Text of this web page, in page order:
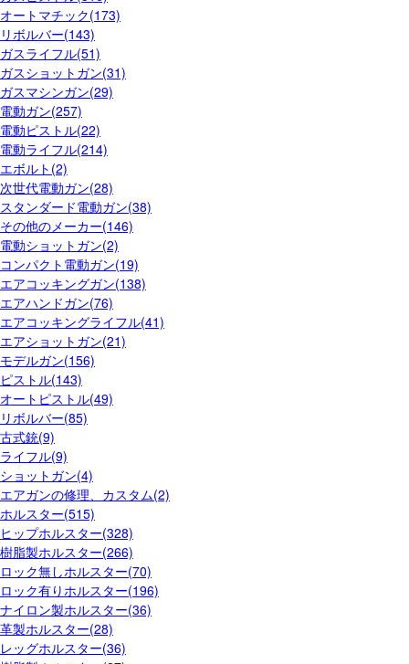
オートマチック(173)
リボルバー(143)
ガスライフル(51)
ガスショットガン(31)
ガスマシンガン(29)
電動ガン(257)
電動ピストル(22)
電動ライフル(214)
エボルト(2)
次世代電動ガン(28)
スタンダード電動ガン(38)
その他のメーカー(146)
電動ショットガン(2)
コンパクト電動ガン(19)
エアコッキングガン(138)
エアハンドガン(76)
エアコッキングライフル(41)
エアショットガン(21)
モデルガン(156)
ピストル(143)
オートピストル(49)
リボルバー(85)
古式銃(9)
ライフル(9)
ショットガン(4)
エアガンの修理、カスタム(2)
ホルスター(515)
ヒップホルスター(328)
樹脂製ホルスター(266)
ロック無しホルスター(70)
ロック有りホルスター(196)
ナイロン製ホルスター(36)
革製ホルスター(28)
レッグホルスター(36)